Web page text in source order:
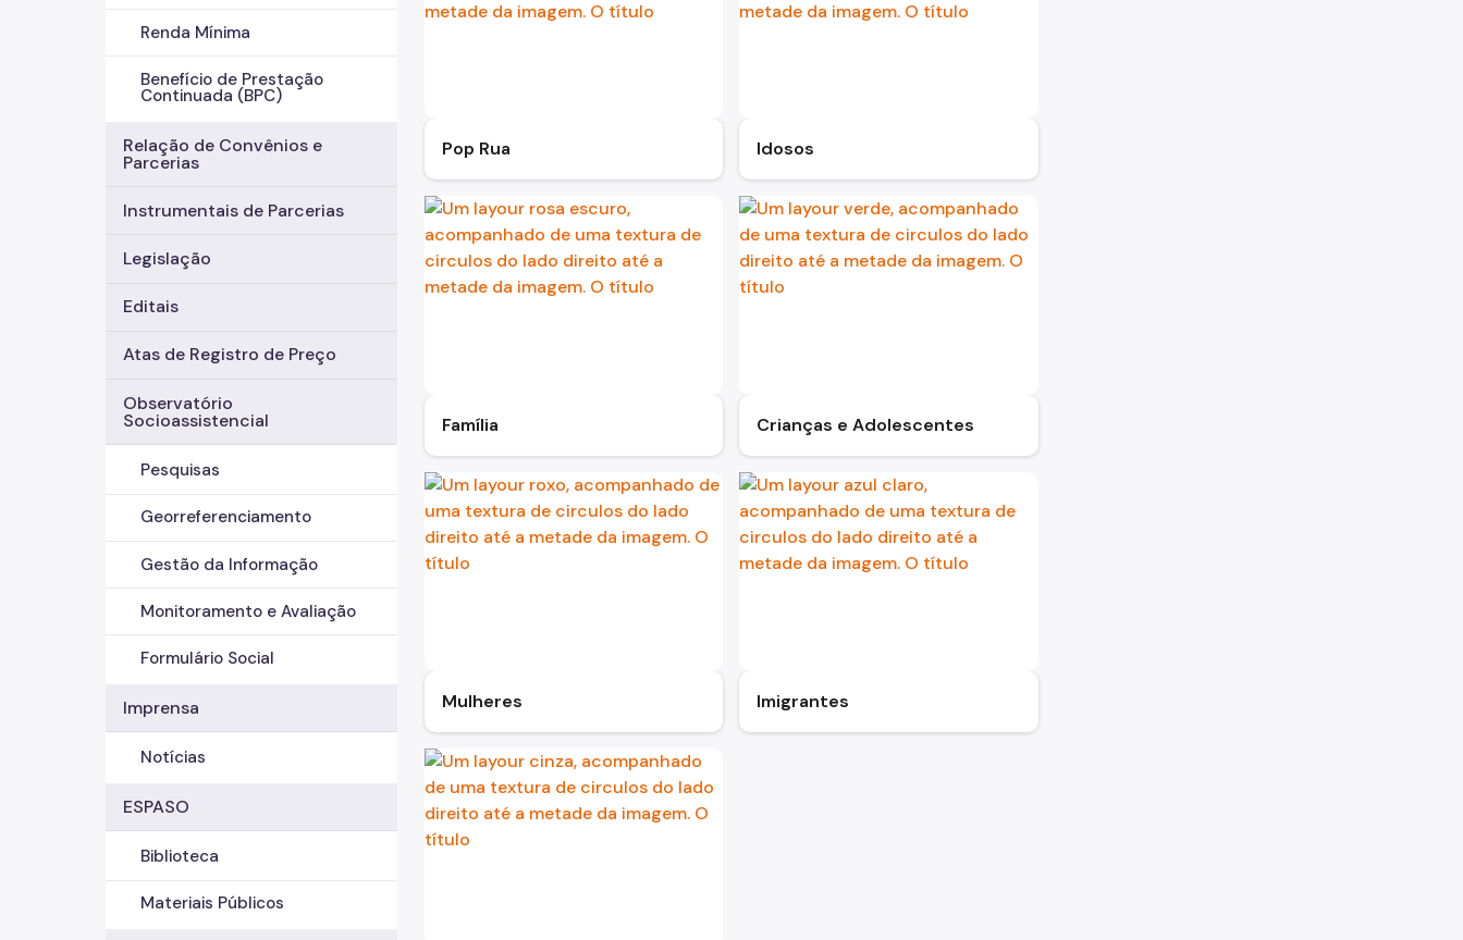
Renda Mínima
Benefício de Prestação
Continuada (BPC)
Relação de Convênios e
Parcerias
Instrumentais de Parcerias
Legislação
Editais
Atas de Registro de Preço
Observatório
Socioassistencial
Pesquisas
Georreferenciamento
Gestão da Informação
Monitoramento e Avaliação
Formulário Social
Imprensa
Notícias
ESPASO
Biblioteca
Materiais Públicos
Pop Rua Idosos
Família Crianças e Adolescentes
Mulheres Imigrantes